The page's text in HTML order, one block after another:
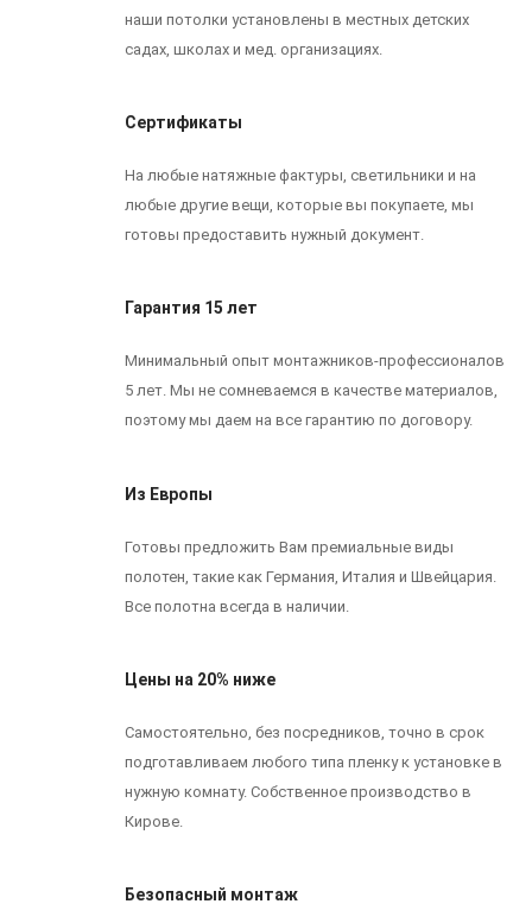
наши потолки установлены в местных детских
садах, школах и мед. организациях.
Сертификаты
На любые натяжные фактуры, светильники и на
любые другие вещи, которые вы покупаете, мы
готовы предоставить нужный документ.
Гарантия 15 лет
Минимальный опыт монтажников-профессионалов
5 лет. Мы не сомневаемся в качестве материалов,
поэтому мы даем на все гарантию по договору.
Из Европы
Готовы предложить Вам премиальные виды
полотен, такие как Германия, Италия и Швейцария.
Все полотна всегда в наличии.
Цены на 20% ниже
Самостоятельно, без посредников, точно в срок
подготавливаем любого типа пленку к установке в
нужную комнату. Собственное производство в
Кирове.
Безопасный монтаж